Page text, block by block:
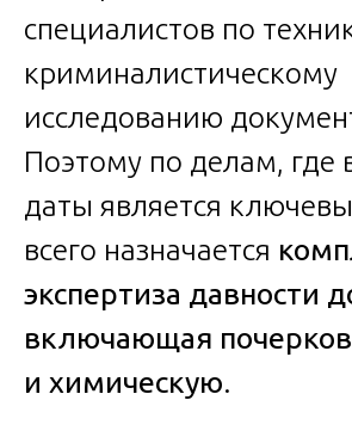
специалистов по
криминалистическому
исследованию
Поэтому по делам, где
даты является
всего назначается
экспертиза давности
включающая
и химическую.